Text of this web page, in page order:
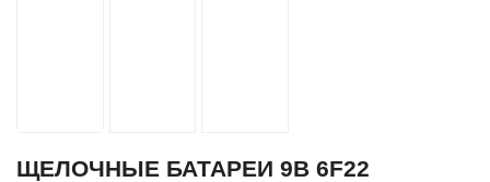
ЩЕЛОЧНЫЕ БАТАРЕИ 9В 6F22